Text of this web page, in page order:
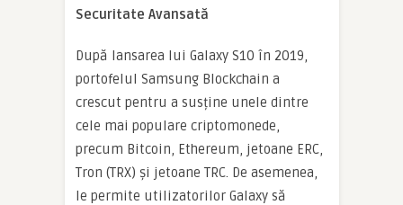
Securitate Avansată
După lansarea lui Galaxy S10 în 2019,
portofelul Samsung Blockchain a
crescut pentru a susține unele dintre
cele mai populare criptomonede,
precum Bitcoin, Ethereum, jetoane ERC,
Tron (TRX) și jetoane TRC. De asemenea,
le permite utilizatorilor Galaxy să